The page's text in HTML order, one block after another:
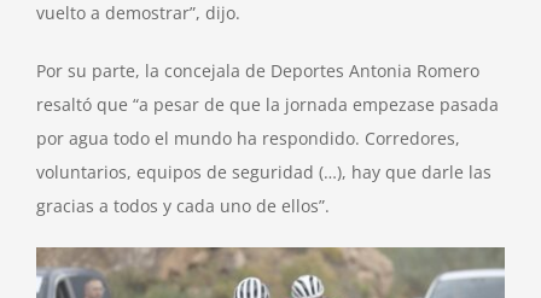
vuelto a demostrar”, dijo.
Por su parte, la concejala de Deportes Antonia Romero
resaltó que “a pesar de que la jornada empezase pasada
por agua todo el mundo ha respondido. Corredores,
voluntarios, equipos de seguridad (…), hay que darle las
gracias a todos y cada uno de ellos”.